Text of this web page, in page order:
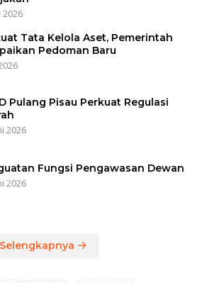
2026
Tata Kelola Aset, Pemerintah
Pedoman Baru
Pulang Pisau Perkuat Regulasi
2026
Fungsi Pengawasan Dewan
2026
Selengkapnya